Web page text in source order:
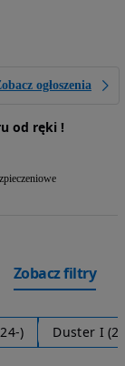
ogłoszenia
od ręki !
Zobacz filtry
) Duster I